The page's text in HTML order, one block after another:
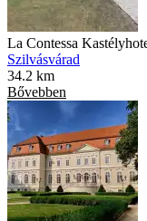
La Contessa
Szilvásvárad
34.2 km
Bővebben